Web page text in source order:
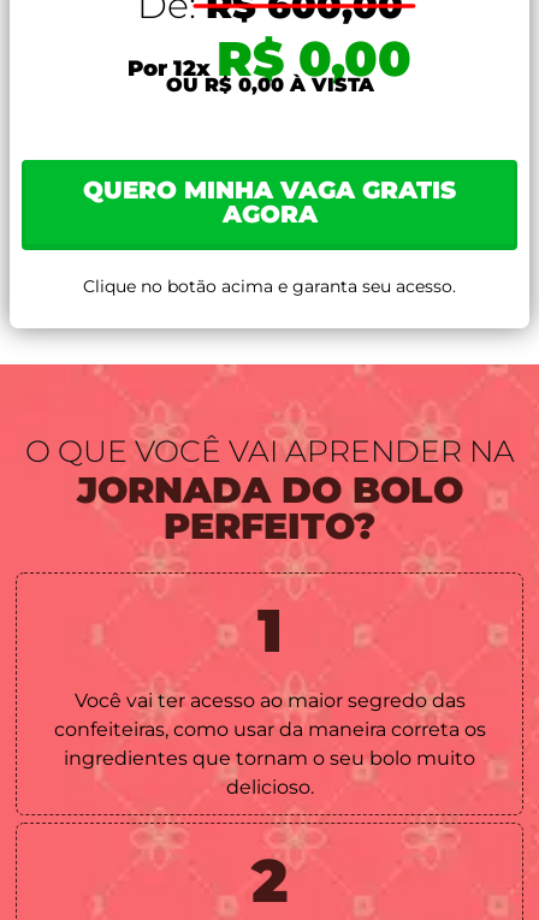
Por 12x R$ 0,00
OU R$ 0,00 À VISTA
QUERO MINHA VAGA GRATIS
AGORA
Clique no botão acima e garanta seu acesso.
O QUE VOCÊ VAI APRENDER NA
JORNADA DO BOLO
PERFEITO?
1
Você vai ter acesso ao maior segredo das
confeiteiras, como usar da maneira correta os
ingredientes que tornam o seu bolo muito
delicioso.
2